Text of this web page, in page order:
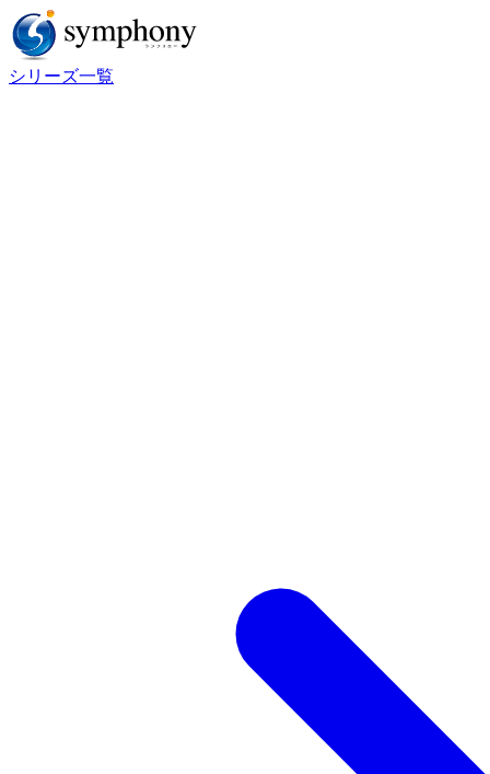
シリーズ一覧